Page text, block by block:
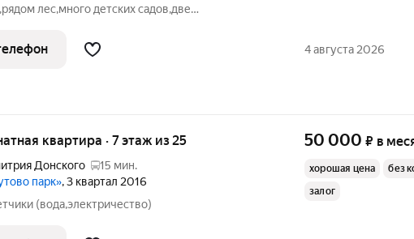
лес,много детских садов,две
4 августа 2026
квартира · 7 этаж из 25
Донского
15 мин.
парк», 3 квартал 2016
(вода,электричество)
50 000 ₽ в
хорошая цена
без
залог